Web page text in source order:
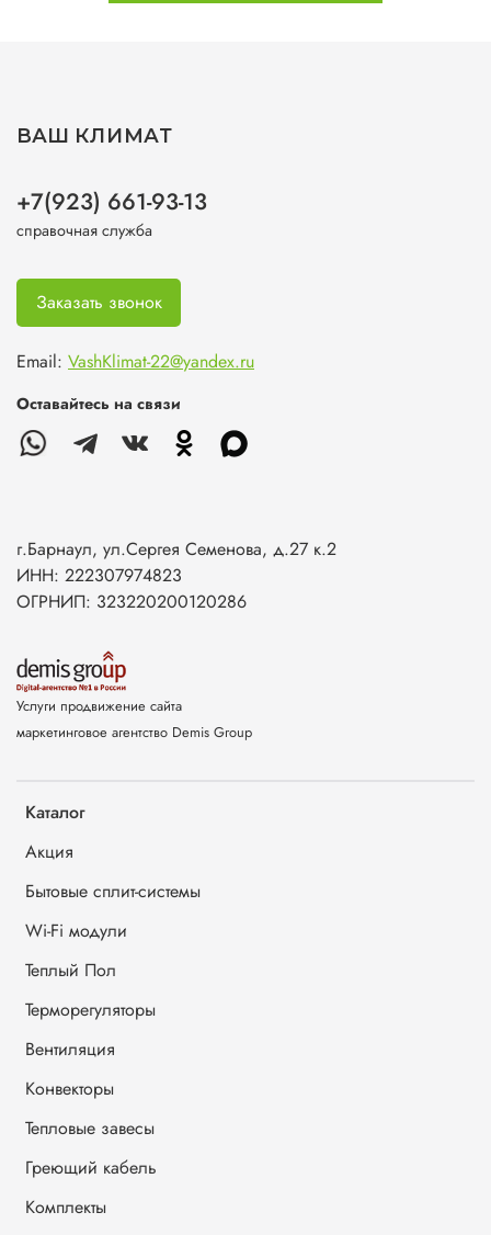
Каталог
Акция
Бытовые сплит-системы
Wi-Fi модули
Теплый Пол
Терморегуляторы
Вентиляция
Конвекторы
Тепловые завесы
Греющий кабель
Комплекты
ВАШ КЛИМАТ
+7(923) 661-93-13
справочная служба
Заказать звонок
Email: VashKlimat-22@yandex.ru
Оставайтесь на связи
г.Барнаул, ул.Сергея Семенова, д.27 к.2
ИНН: 222307974823
ОГРНИП: 323220200120286
Услуги продвижение сайта
маркетинговое агентство Demis Group